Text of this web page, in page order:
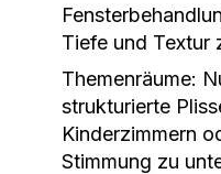
Tiefe und Textur
Themenräume:
strukturierte
Kinderzimmern
Stimmung zu